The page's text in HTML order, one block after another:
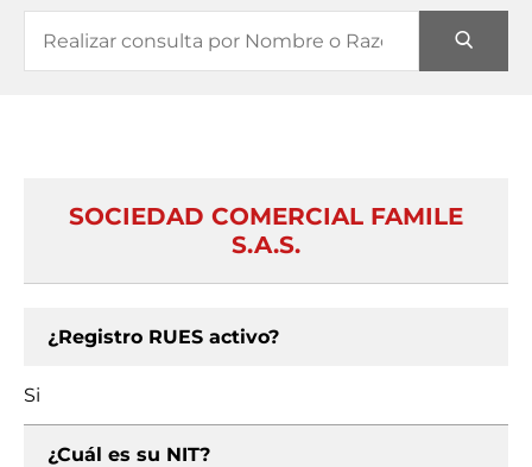
SOCIEDAD COMERCIAL FAMILE
S.A.S.
¿Registro RUES activo?
Si
¿Cuál es su NIT?